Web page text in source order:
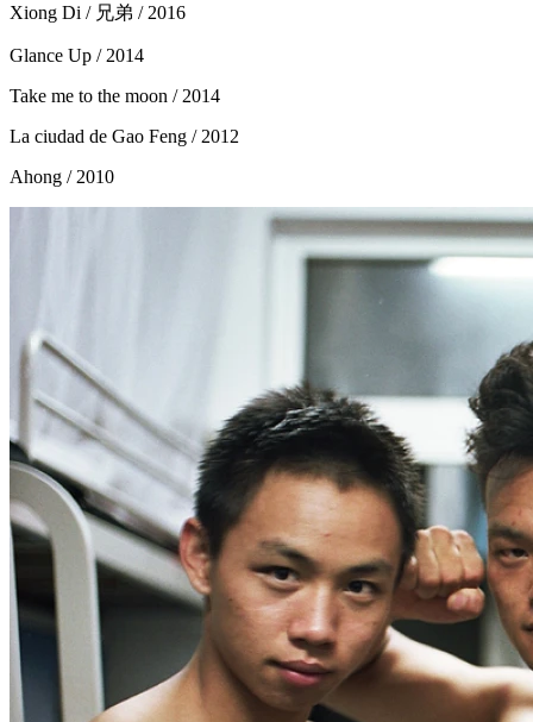
Xiong Di / 兄弟 / 2016
Glance Up / 2014
Take me to the moon / 2014
La ciudad de Gao Feng / 2012
Ahong / 2010